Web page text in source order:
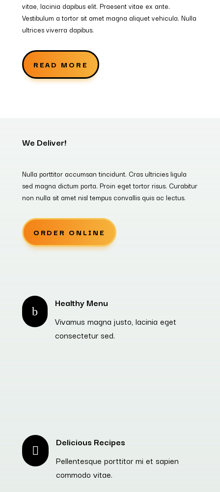
vitae, lacinia dapibus elit. Praesent vitae ex ante.
Vestibulum a tortor sit amet magna aliquet vehicula. Nulla
ultrices viverra dapibus.
READ MORE
We Deliver!
Nulla porttitor accumsan tincidunt. Cras ultricies ligula
sed magna dictum porta. Proin eget tortor risus. Curabitur
non nulla sit amet nisl tempus convallis quis ac lectus.
ORDER ONLINE
b
Healthy Menu
Vivamus magna justo, lacinia eget
consectetur sed.

Delicious Recipes
Pellentesque porttitor mi et sapien
commodo vitae.